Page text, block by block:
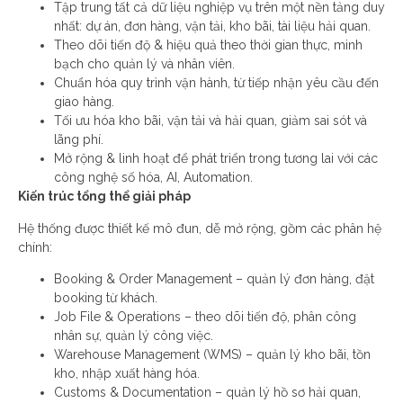
Tập trung tất cả dữ liệu nghiệp vụ trên một nền tảng duy
nhất: dự án, đơn hàng, vận tải, kho bãi, tài liệu hải quan.
Theo dõi tiến độ & hiệu quả theo thời gian thực, minh
bạch cho quản lý và nhân viên.
Chuẩn hóa quy trình vận hành, từ tiếp nhận yêu cầu đến
giao hàng.
Tối ưu hóa kho bãi, vận tải và hải quan, giảm sai sót và
lãng phí.
Mở rộng & linh hoạt để phát triển trong tương lai với các
công nghệ số hóa, AI, Automation.
Kiến trúc tổng thể giải pháp
Hệ thống được thiết kế mô đun, dễ mở rộng, gồm các phân hệ
chính:
Booking & Order Management – quản lý đơn hàng, đặt
booking từ khách.
Job File & Operations – theo dõi tiến độ, phân công
nhân sự, quản lý công việc.
Warehouse Management (WMS) – quản lý kho bãi, tồn
kho, nhập xuất hàng hóa.
Customs & Documentation – quản lý hồ sơ hải quan,